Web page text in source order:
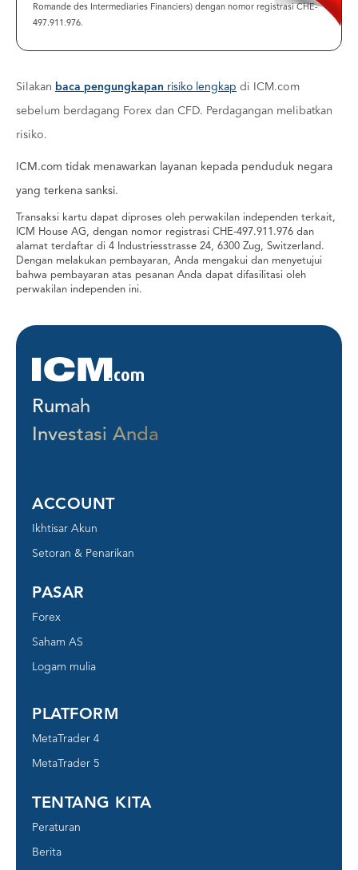
Romande des Intermediaries Financiers) dengan nomor registrasi CHE-
497.911.976.
Silakan baca pengungkapan risiko lengkap di ICM.com
sebelum berdagang Forex dan CFD. Perdagangan melibatkan
risiko.
ICM.com tidak menawarkan layanan kepada penduduk negara
yang terkena sanksi.
Transaksi kartu dapat diproses oleh perwakilan independen terkait,
ICM House AG, dengan nomor registrasi CHE-497.911.976 dan
alamat terdaftar di 4 Industriesstrasse 24, 6300 Zug, Switzerland.
Dengan melakukan pembayaran, Anda mengakui dan menyetujui
bahwa pembayaran atas pesanan Anda dapat difasilitasi oleh
perwakilan independen ini.
Rumah
Investasi Anda
ACCOUNT
Ikhtisar Akun
Setoran & Penarikan
PASAR
Forex
Saham AS
Logam mulia
PLATFORM
MetaTrader 4
MetaTrader 5
TENTANG KITA
Peraturan
Berita